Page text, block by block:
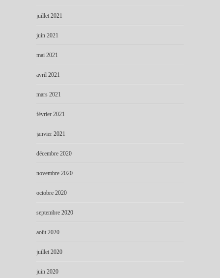
juillet 2021
juin 2021
mai 2021
avril 2021
mars 2021
février 2021
janvier 2021
décembre 2020
novembre 2020
octobre 2020
septembre 2020
août 2020
juillet 2020
juin 2020